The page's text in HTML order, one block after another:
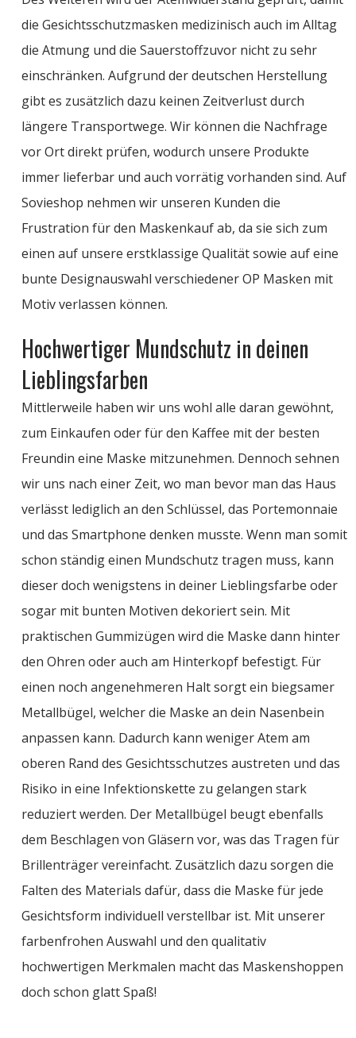
die Gesichtsschutzmasken medizinisch auch im Alltag
die Atmung und die Sauerstoffzuvor nicht zu sehr
einschränken. Aufgrund der deutschen Herstellung
gibt es zusätzlich dazu keinen Zeitverlust durch
längere Transportwege. Wir können die Nachfrage
vor Ort direkt prüfen, wodurch unsere Produkte
immer lieferbar und auch vorrätig vorhanden sind. Auf
Sovieshop nehmen wir unseren Kunden die
Frustration für den Maskenkauf ab, da sie sich zum
einen auf unsere erstklassige Qualität sowie auf eine
bunte Designauswahl verschiedener OP Masken mit
Motiv verlassen können.
Hochwertiger Mundschutz in deinen
Lieblingsfarben
Mittlerweile haben wir uns wohl alle daran gewöhnt,
zum Einkaufen oder für den Kaffee mit der besten
Freundin eine Maske mitzunehmen. Dennoch sehnen
wir uns nach einer Zeit, wo man bevor man das Haus
verlässt lediglich an den Schlüssel, das Portemonnaie
und das Smartphone denken musste. Wenn man somit
schon ständig einen Mundschutz tragen muss, kann
dieser doch wenigstens in deiner Lieblingsfarbe oder
sogar mit bunten Motiven dekoriert sein. Mit
praktischen Gummizügen wird die Maske dann hinter
den Ohren oder auch am Hinterkopf befestigt. Für
einen noch angenehmeren Halt sorgt ein biegsamer
Metallbügel, welcher die Maske an dein Nasenbein
anpassen kann. Dadurch kann weniger Atem am
oberen Rand des Gesichtsschutzes austreten und das
Risiko in eine Infektionskette zu gelangen stark
reduziert werden. Der Metallbügel beugt ebenfalls
dem Beschlagen von Gläsern vor, was das Tragen für
Brillenträger vereinfacht. Zusätzlich dazu sorgen die
Falten des Materials dafür, dass die Maske für jede
Gesichtsform individuell verstellbar ist. Mit unserer
farbenfrohen Auswahl und den qualitativ
hochwertigen Merkmalen macht das Maskenshoppen
doch schon glatt Spaß!